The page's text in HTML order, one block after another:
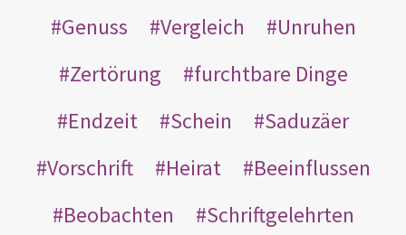
Genuss
Vergleich
Unruhen
Zertörung
furchtbare Dinge
Endzeit
Schein
Saduzäer
Vorschrift
Heirat
Beeinflussen
Beobachten
Schriftgelehrten